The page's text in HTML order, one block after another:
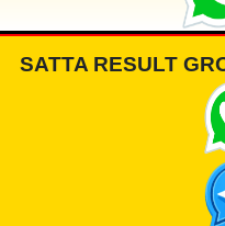
SATTA RESULT